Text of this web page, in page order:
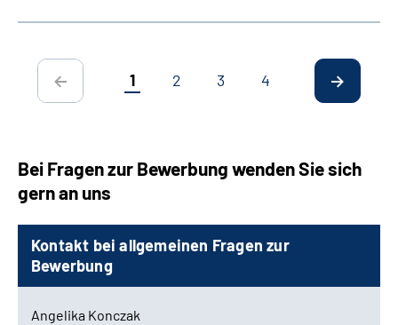
1 2 3 4
Bei Fragen zur Bewerbung wenden Sie sich
gern an uns
Kontakt bei allgemeinen Fragen zur
Bewerbung
Angelika Konczak